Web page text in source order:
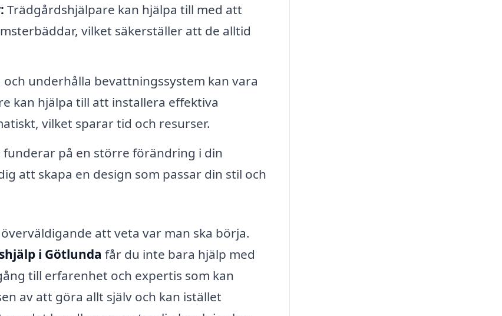
Trädgårdshjälpare kan hjälpa till med att
vilket säkerställer att de alltid
underhålla bevattningssystem kan vara
kan hjälpa till att installera effektiva
vilket sparar tid och resurser.
funderar på en större förändring i din
att skapa en design som passar din stil och
att veta var man ska börja.
i Götlunda får du inte bara hjälp med
till erfarenhet och expertis som kan
av att göra allt själv och kan istället